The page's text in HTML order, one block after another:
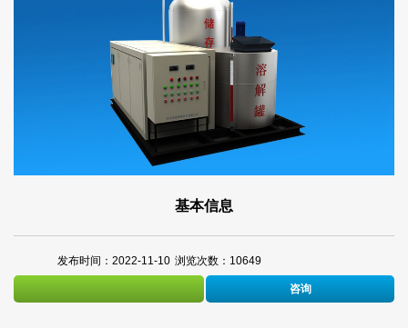
基本信息
发布时间：2022-11-10 浏览次数：10649
咨询